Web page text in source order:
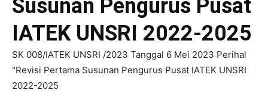
Susunan Pengurus Pusat
IATEK UNSRI 2022-2025
SK 008/IATEK UNSRI /2023 Tanggal 6 Mei 2023 Perihal
"Revisi Pertama Susunan Pengurus Pusat IATEK UNSRI
2022-2025